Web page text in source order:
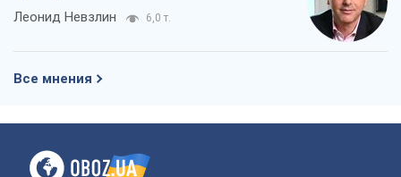
Леонид Невзлин 6,0 т.
Все мнения